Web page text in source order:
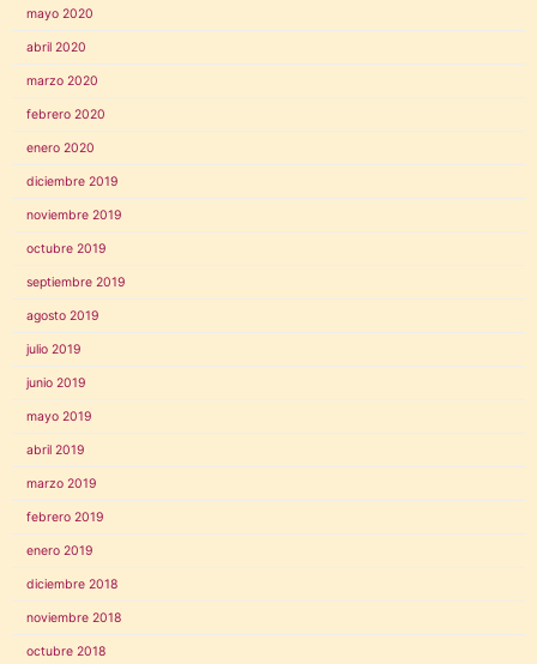
mayo 2020
abril 2020
marzo 2020
febrero 2020
enero 2020
diciembre 2019
noviembre 2019
octubre 2019
septiembre 2019
agosto 2019
julio 2019
junio 2019
mayo 2019
abril 2019
marzo 2019
febrero 2019
enero 2019
diciembre 2018
noviembre 2018
octubre 2018